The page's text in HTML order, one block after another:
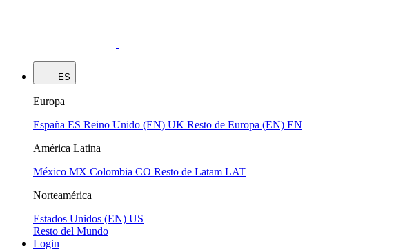
ES
Europa
España ES Reino Unido (EN) UK Resto de Europa (EN) EN
América Latina
México MX Colombia CO Resto de Latam LAT
Norteamérica
Estados Unidos (EN) US
Resto del Mundo
Login